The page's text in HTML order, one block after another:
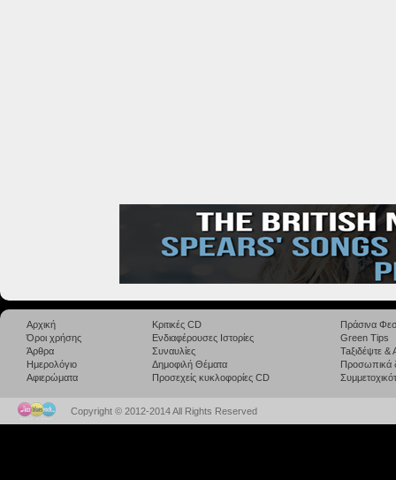
Αρχική
Όροι χρήσης
Άρθρα
Ημερολόγιο
Αφιερώματα
Κριτικές CD
Ενδιαφέρουσες Ιστορίες
Συναυλίες
Δημοφιλή Θέματα
Προσεχείς κυκλοφορίες CD
Πράσινα
Green Tips
Taξιδέψτε
Προσωπικά
Copyright © 2012-2014 All Rights Reserved